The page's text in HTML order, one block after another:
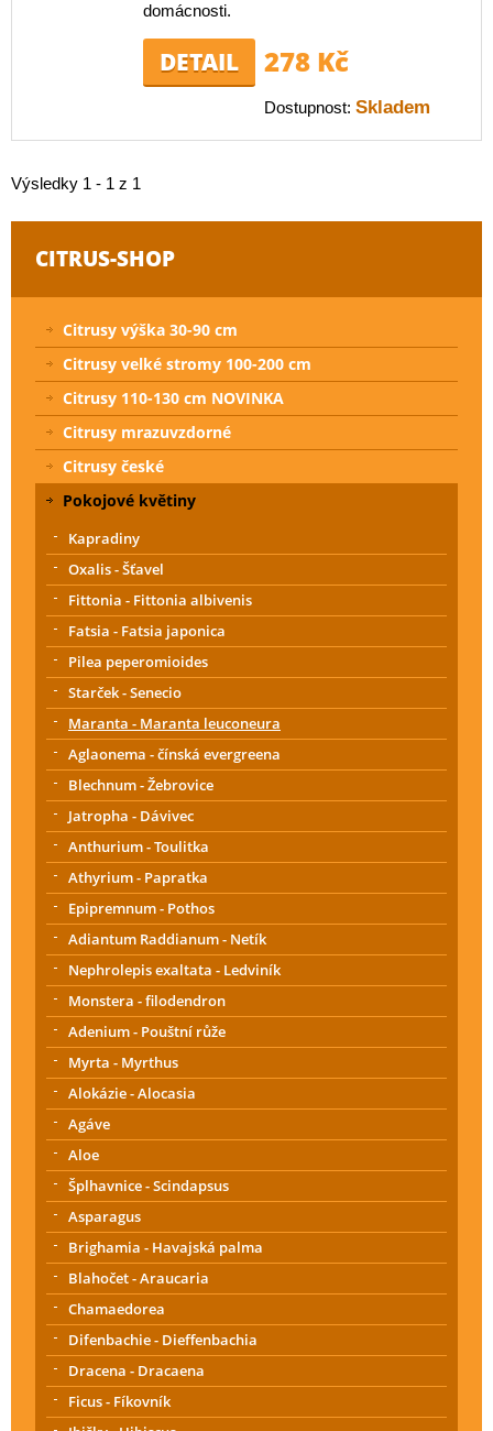
domácnosti.
DETAIL 278 Kč
Dostupnost: Skladem
Výsledky 1 - 1 z 1
CITRUS-SHOP
Citrusy výška 30-90 cm
Citrusy velké stromy 100-200 cm
Citrusy 110-130 cm NOVINKA
Citrusy mrazuvzdorné
Citrusy české
Pokojové květiny
Kapradiny
Oxalis - Šťavel
Fittonia - Fittonia albivenis
Fatsia - Fatsia japonica
Pilea peperomioides
Starček - Senecio
Maranta - Maranta leuconeura
Aglaonema - čínská evergreena
Blechnum - Žebrovice
Jatropha - Dávivec
Anthurium - Toulitka
Athyrium - Papratka
Epipremnum - Pothos
Adiantum Raddianum - Netík
Nephrolepis exaltata - Ledviník
Monstera - filodendron
Adenium - Pouštní růže
Myrta - Myrthus
Alokázie - Alocasia
Agáve
Aloe
Šplhavnice - Scindapsus
Asparagus
Brighamia - Havajská palma
Blahočet - Araucaria
Chamaedorea
Difenbachie - Dieffenbachia
Dracena - Dracaena
Ficus - Fíkovník